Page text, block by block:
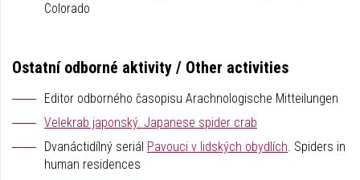
Colorado
Ostatní odborné aktivity / Other activities
Editor odborného časopisu Arachnologische Mitteilungen
Velekrab japonský. Japanese spider crab
Dvanáctidílný seriál Pavouci v lidských obydlích. Spiders in
human residences